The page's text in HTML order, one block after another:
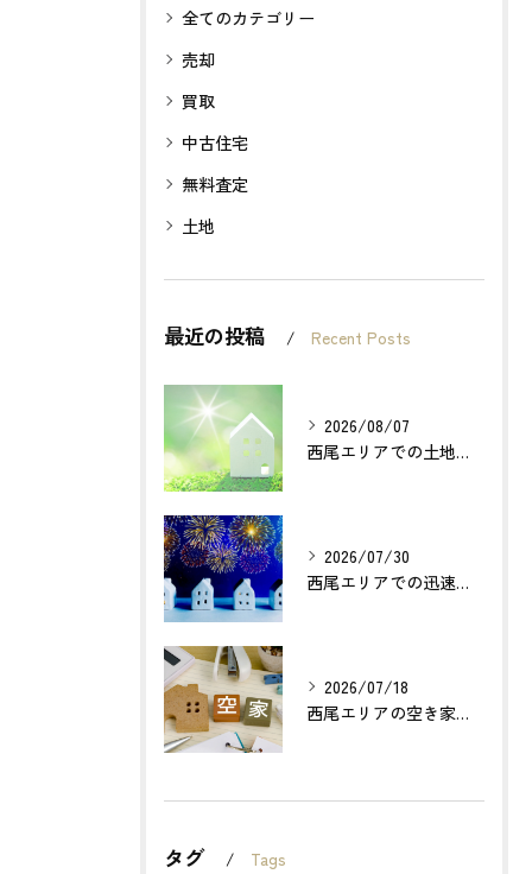
全てのカテゴリー
売却
買取
中古住宅
無料査定
土地
最近の投稿 Recent Posts
2026/08/07
西尾エリアでの土地売却成功の秘訣とは？
2026/07/30
西尾エリアでの迅速確実な不動産買取のポイントは？
2026/07/18
西尾エリアの空き家売却で利益最大化する方法とは？
タグ Tags